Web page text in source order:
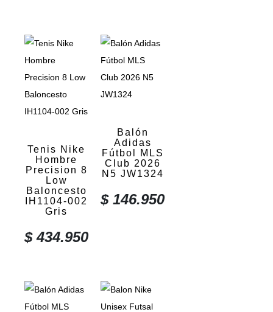
Tenis Nike
Hombre
Precision 8
Low
Baloncesto
IH1104-002
Gris
$434.950
Balón
Adidas
Fútbol MLS
Club 2026
N5 JW1324
$146.950